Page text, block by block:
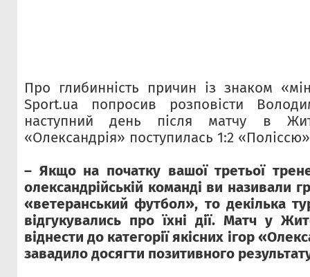
Про глибинність причин із знаком
Sport.ua попросив розповісти
наступний день після матчу в
«Олександрія» поступилась 1:2
– Якщо на початку вашої третьої
олександрійській команді ви називали
«ветеранський футбол», то декілька
відгукувались про їхні дії. Матч у
віднести до категорії якісних ігор
завадило досягти позитивного